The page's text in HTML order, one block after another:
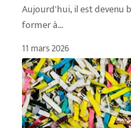
Aujourd'hui, il est devenu
former à…
11 mars 2026